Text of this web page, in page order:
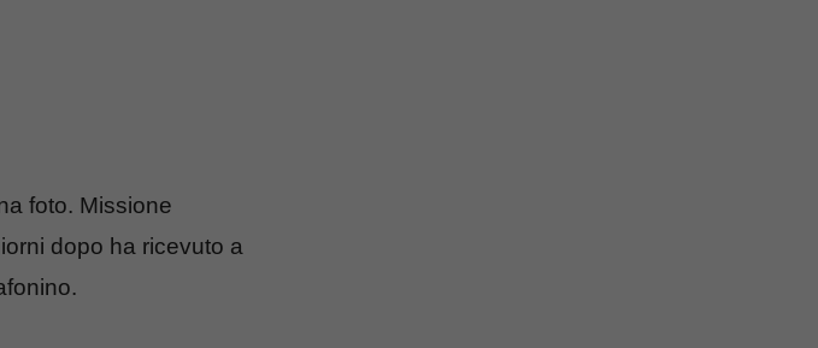
foto. Missione
dopo ha ricevuto a